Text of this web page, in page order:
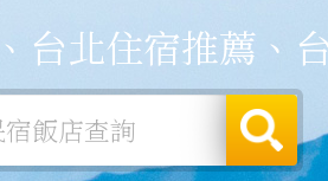
台北住宿推薦、